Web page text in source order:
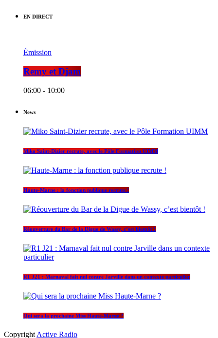
EN DIRECT
Émission
Remy et Djam
06:00 - 10:00
News
Miko Saint-Dizier recrute, avec le Pôle Formation UIMM
Haute-Marne : la fonction publique recrute !
Réouverture du Bar de la Digue de Wassy, c’est bientôt !
R1 J21 : Marnaval fait nul contre Jarville dans un contexte particulier
Qui sera la prochaine Miss Haute-Marne ?
CopyrightActive Radio